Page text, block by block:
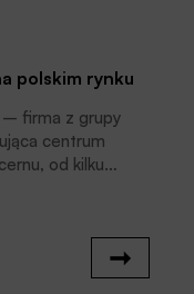
planujących zakup
quadów. O kredyt
zazwyczaj
procesu
– wnioskowanie,
polskim rynku
– firma z grupy
centrum
od kilku
Toyoty i Lexusa.
Spłaty
Wartości